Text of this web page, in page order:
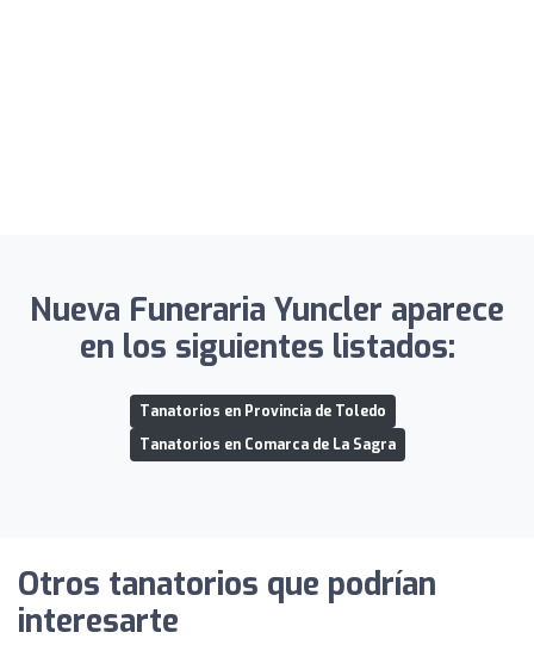
Nueva Funeraria Yuncler aparece
en los siguientes listados:
Tanatorios en Provincia de Toledo
Tanatorios en Comarca de La Sagra
Otros tanatorios que podrían
interesarte